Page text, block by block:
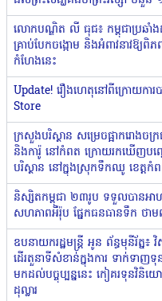
លោកបណ្ឌិត លី ធុជ៖ កម្ពុជាប្រឆាំងដ
គ្រាប់បែកចង្កោម និងអំពាវនាវឱ្យពិ
កំហែងនេះ
Update! រឿងហេតុនៅពីក្រោយកា
Store
ក្រសួងបរិស្ថាន សម្រេចផ្អាករោងច
និងការ៉ូ នៅកំពត ក្រោយរកឃើញ
បរិស្ថាន នៅក្នុងស្រុកទឹកឈូ ខេត្តកំ
និស្សិតកម្ពុជា ២៣រូប ទទួលបានអា
សហភាពអឺរ៉ុប ផ្នែកធនធានទឹក ថា
ឧបនាយករដ្ឋមន្ត្រី អូន ព័ន្ធមុនីរ័ត្ន
ដើរតួនាទីសំខាន់ក្នុងការ ទាក់ទា
មកដល់បច្ចុប្បន្ននេះ កៀគរទុនវិ
ដុល្លារ